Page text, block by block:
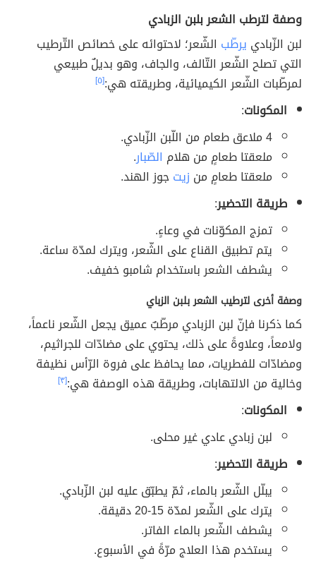
وصفة لترطب الشعر بلبن الزبادي
لبن الزّبادي يرطّب الشّعر؛ لاحتوائه على خصائص التّرطيب
التي تصلح الشّعر التّالف، والجاف، وهو بديلٌ طبيعي
لمرطّبات الشّعر الكيميائية، وطريقته هي:[٥]
المكونات:
4 ملاعق طعام من اللّبن الزّبادي.
ملعقتا طعامٍ من هلام الصّبار.
ملعقتا طعامٍ من زيتجوز الهند.
طريقة التحضير:
تمزج المكوّنات في وعاءٍ.
يتم تطبيق القناع على الشّعر، ويترك لمدّة ساعة.
يشطف الشعر باستخدام شامبو خفيف.
وصفة أخرى لترطيب الشعر بلبن الزباي
كما ذكرنا فإنّ لبن الزبادي مرطّبٌ عميق يجعل الشّعر ناعماً،
ولامعاً، وعلاوةً على ذلك، يحتوي على مضادّات للجراثيم،
ومضادّات للفطريات، مما يحافظ على فروة الرّأس نظيفة
وخالية من الالتهابات، وطريقة هذه الوصفة هي:[٣]
المكونات:
لبن زبادي عادي غير محلى.
طريقة التحضير:
يبلّل الشّعر بالماء، ثمّ يطبّق عليه لبن الزّبادي.
يترك على الشّعر لمدّة 15-20 دقيقة.
يشطف الشّعر بالماء الفاتر.
يستخدم هذا العلاج مرّةً في الأسبوع.